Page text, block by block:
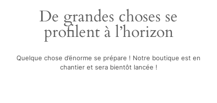
De grandes choses se
profilent à l’horizon
Quelque chose d’énorme se prépare ! Notre boutique est en
chantier et sera bientôt lancée !